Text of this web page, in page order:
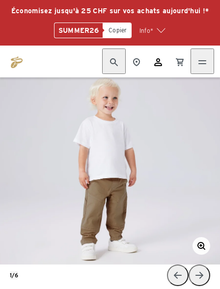
Économisez jusqu'à 25 CHF sur vos achats aujourd'hui !*
SUMMER26 Copier Info*
1/6